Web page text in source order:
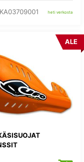
heti verkosta
ALE